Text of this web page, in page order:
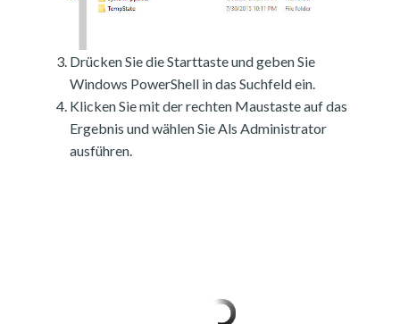
Drücken Sie die Starttaste und geben Sie
Windows PowerShell in das Suchfeld ein.
Klicken Sie mit der rechten Maustaste auf das
Ergebnis und wählen Sie Als Administrator
ausführen.